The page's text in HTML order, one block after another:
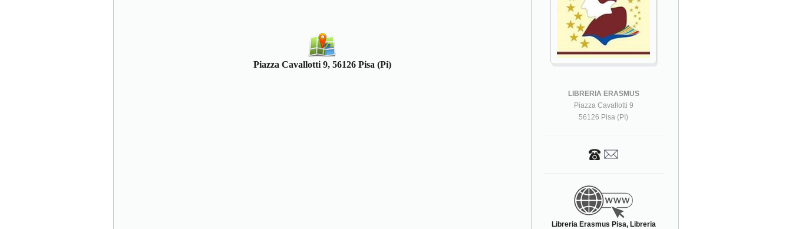
Piazza Cavallotti 9, 56126 Pisa (Pi)
LIBRERIA ERASMUS
Piazza Cavallotti 9
56126 Pisa (PI)
Libreria Erasmus Pisa, Libreria